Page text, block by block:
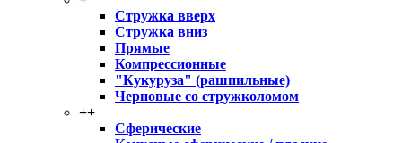
Стружка вверх
Стружка вниз
Прямые
Компрессионные
"Кукуруза" (рашпильные)
Черновые со стружколомом
++
Сферические